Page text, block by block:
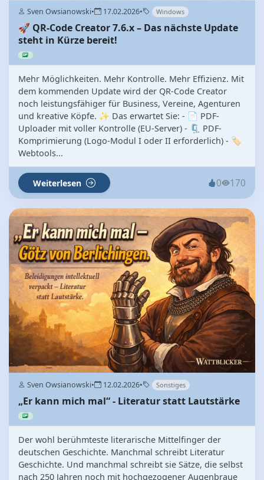
Sven Owsianowski• 17.02.2026• Windows
🚀 QR-Code Creator 7.6.x – Das nächste Update
steht in Kürze bereit!
Mehr Möglichkeiten. Mehr Kontrolle. Mehr Effizienz. Mit
dem kommenden Update wird der QR-Code Creator
noch leistungsfähiger für Business, Vereine, Agenturen
und kreative Köpfe. ✨ Das erwartet Sie: - 📄 PDF-
Uploader mit voller Kontrolle (EU-Server) - 🗜 PDF-
Komprimierung (Logo-Modul I oder II erforderlich) - 🏷
Webtools...
Weiterlesen 0 170
Sven Owsianowski• 12.02.2026• Sonstiges
„Er kann mich mal“ - Literatur statt Lautstärke
Der wohl berühmteste literarische Mittelfinger der
deutschen Geschichte. Manchmal schreibt Literatur
Geschichte. Und manchmal schreibt sie Sätze, die selbst
nach 250 Jahren noch mit hochgezogener Augenbraue